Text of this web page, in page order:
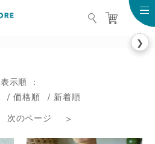
FAIR TRADE LIFE
❯
表示順
価格順
新着順
次のページ